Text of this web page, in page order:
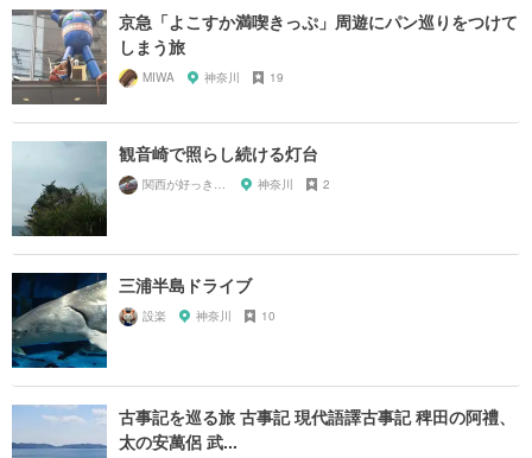
京急「よこすか満喫きっぷ」周遊にパン巡りをつけて
しまう旅
MIWA 神奈川 19
観音崎で照らし続ける灯台
関西が好っきゃねん 神奈川 2
三浦半島ドライブ
設楽 神奈川 10
古事記を巡る旅 古事記 現代語譯古事記 稗田の阿禮、
太の安萬侶 武...